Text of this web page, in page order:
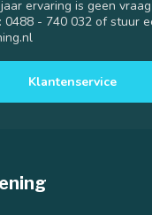
ervaring is geen
0488 - 740 032 of stuur
Klantenservice